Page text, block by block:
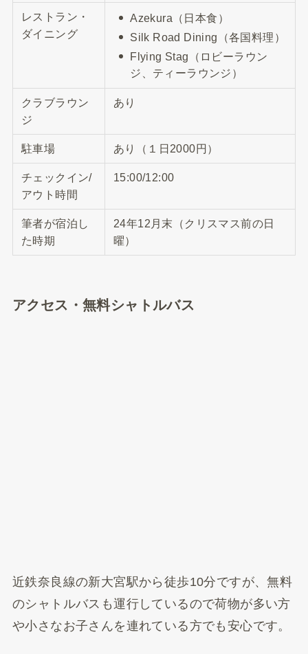
レストラン・
ダイニング
Azekura （日本食）
Silk Road Dining（各国料理）
Flying Stag（ロビーラウン
ジ、ティーラウンジ）
クラブラウン
ジ
あり
駐車場 あり（１日2000円）
チェックイン/
アウト時間
15:00/12:00
筆者が宿泊し
た時期
24年12月末（クリスマス前の日
曜）
アクセス・無料シャトルバス
近鉄奈良線の新大宮駅から徒歩10分ですが、無料
のシャトルバスも運行しているので荷物が多い方
や小さなお子さんを連れている方でも安心です。